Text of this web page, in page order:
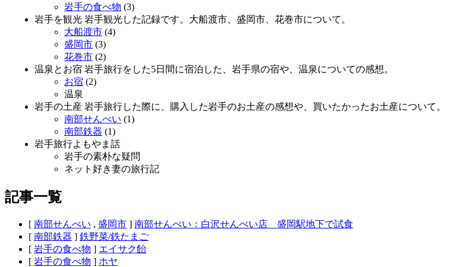
岩手の食べ物 (3)
岩手を観光 岩手観光した記録です。大船渡市、盛岡市、花巻市について。
大船渡市 (4)
盛岡市 (3)
花巻市 (2)
温泉とお宿 岩手旅行をした5日間に宿泊した、岩手県の宿や、温泉についての感想。
お宿 (2)
温泉
岩手の土産 岩手旅行した際に、購入した岩手のお土産の感想や、買いたかったお土産について。
南部せんべい (1)
南部鉄器 (1)
岩手旅行よもやま話
岩手の素朴な疑問
ネット好き妻の旅行記
記事一覧
[ 南部せんべい , 盛岡市 ] 南部せんべい：白沢せんべい店 盛岡駅地下で試食
[ 南部鉄器 ] 鉄野菜/鉄たまご
[ 岩手の食べ物 ] エイサク飴
[ 岩手の食べ物 ] ホヤ